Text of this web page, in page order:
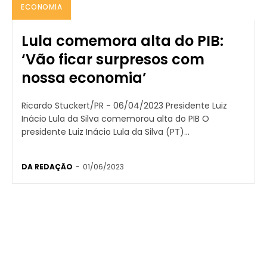
ECONOMIA
Lula comemora alta do PIB:
‘Vão ficar surpresos com
nossa economia’
Ricardo Stuckert/PR - 06/04/2023 Presidente Luiz
Inácio Lula da Silva comemorou alta do PIB O
presidente Luiz Inácio Lula da Silva (PT)...
DA REDAÇÃO - 01/06/2023